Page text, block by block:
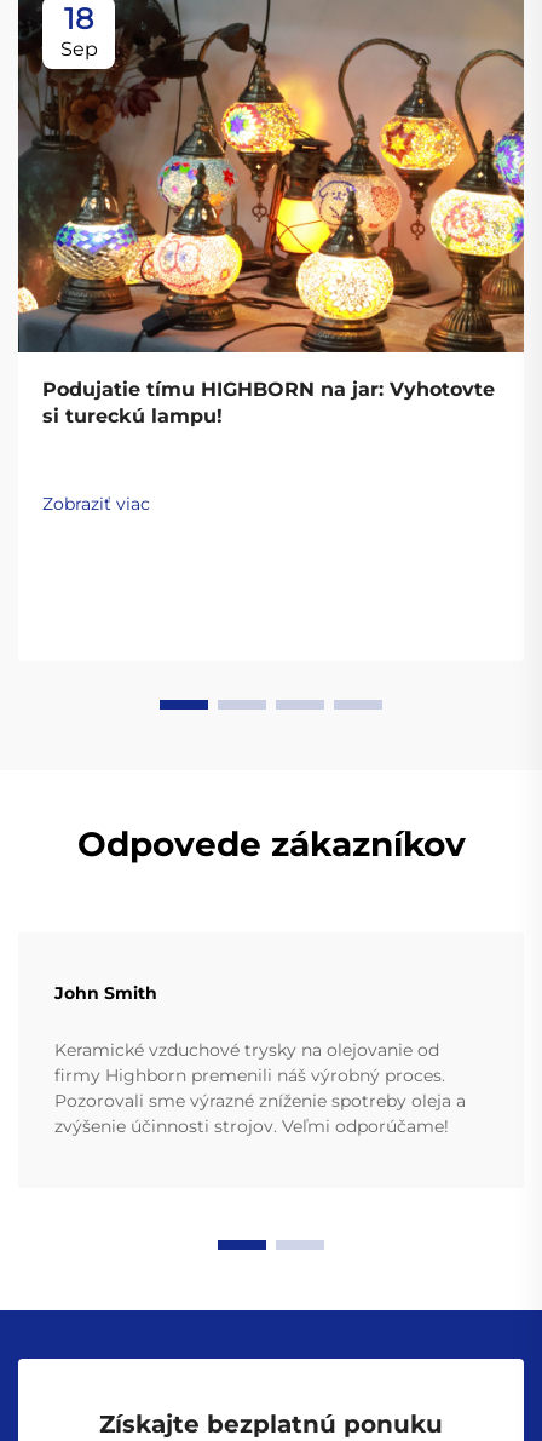
18
Sep
Podujatie tímu HIGHBORN na jar: Vyhotovte
si tureckú lampu!
Zobraziť viac
Odpovede zákazníkov
John Smith
Keramické vzduchové trysky na olejovanie od
firmy Highborn premenili náš výrobný proces.
Pozorovali sme výrazné zníženie spotreby oleja a
zvýšenie účinnosti strojov. Veľmi odporúčame!
Získajte bezplatnú ponuku